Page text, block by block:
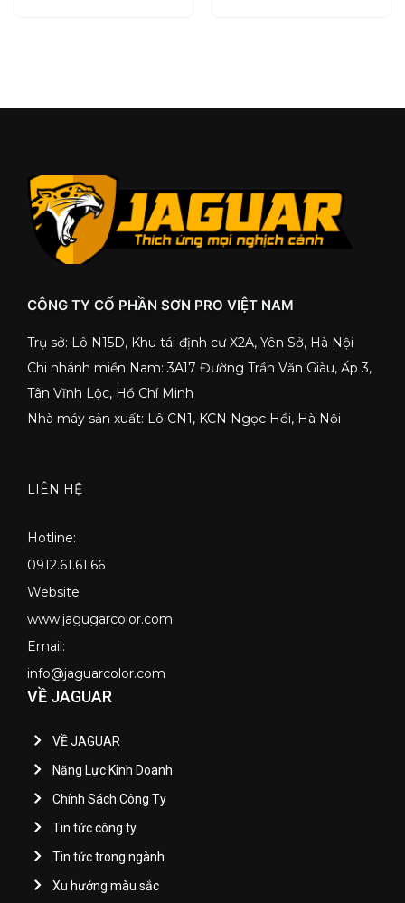
CÔNG TY CỔ PHẦN SƠN PRO VIỆT NAM
Trụ sở: Lô N15D, Khu tái định cư X2A, Yên Sở, Hà Nội
Chi nhánh miền Nam: 3A17 Đường Trần Văn Giàu, Ấp 3,
Tân Vĩnh Lộc, Hồ Chí Minh
Nhà máy sản xuất: Lô CN1, KCN Ngọc Hồi, Hà Nội
LIÊN HỆ
Hotline:
0912.61.61.66
Website
www.jagugarcolor.com
Email:
info@jaguarcolor.com
VỀ JAGUAR
VỀ JAGUAR
Năng Lực Kinh Doanh
Chính Sách Công Ty
Tin tức công ty
Tin tức trong ngành
Xu hướng màu sắc